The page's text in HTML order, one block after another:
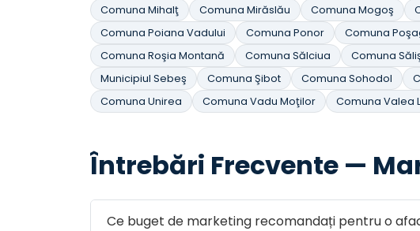
Comuna Mihalţ
Comuna Mirăslău Comuna Mogoş
Comuna Poiana Vadului
Comuna Ponor Comuna
Comuna Roşia Montană
Comuna Sălciua Comuna
Municipiul Sebeş
Comuna Şibot Comuna Sohodol
Comuna Unirea
Comuna Vadu Moţilor Comuna Valea
Întrebări Frecvente —
Ce buget de marketing recomandați pentru o